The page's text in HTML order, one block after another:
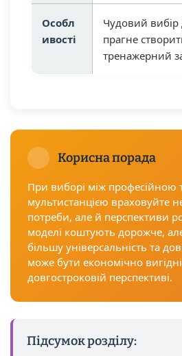
Особл
ивості
Чудовий вибір
прагне
тренажерний
Корисна порада
При виборі між професійною
мультистанцією враховуйте
потреби, але й перспективи
моделі коштують дорожче,
більшу універсальність та
може бути економічно
довгостроковій перспективі.
Підсумок розділу: